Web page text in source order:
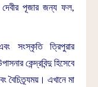
দেবীর পূজার জন্য ফল,
সংস্কৃতি ত্রিপুরার
কেন্দ্রবিন্দু হিসেবে
বৈচিত্র্যময়। এখানে মা